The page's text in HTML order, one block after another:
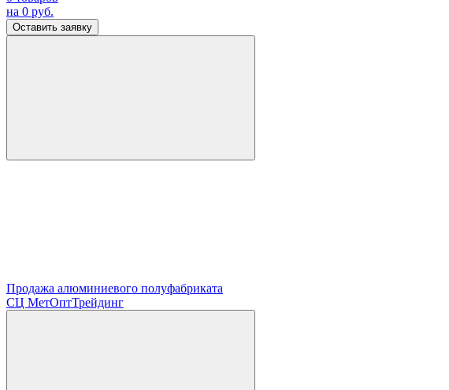
на 0 руб.
Оставить заявку
Продажа алюминиевого полуфабриката
СЦ МетОптТрейдинг